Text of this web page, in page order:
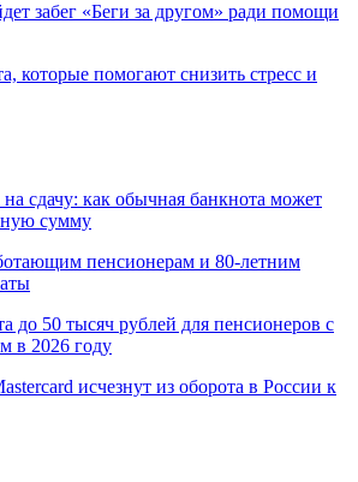
забег «Беги за другом» ради помощи
которые помогают снизить стресс и
сдачу: как обычная банкнота может
сумму
пенсионерам и 80-летним
до 50 тысяч рублей для пенсионеров с
в 2026 году
исчезнут из оборота в России к